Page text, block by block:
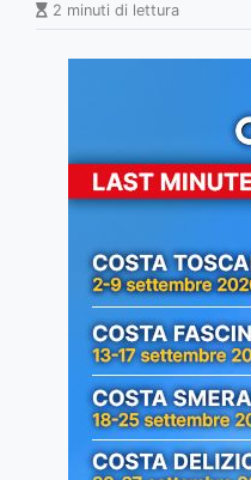
2 minuti di lettura